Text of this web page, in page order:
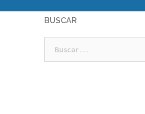
BUSCAR